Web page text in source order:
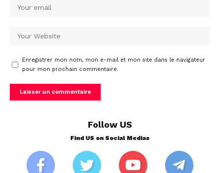
Enregistrer mon nom, mon e-mail et mon site dans le navigateur
pour mon prochain commentaire.
Follow US
Find US on Social Medias